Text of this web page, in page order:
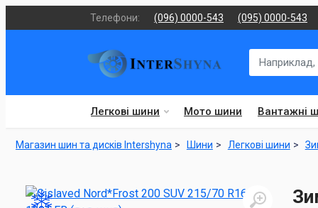
Телефони: (096) 0000-543 (095) 0000-543
Легкові шини Мото шини Вантажні
Магазин шин та дисків Intershyna Шини Легкові шини